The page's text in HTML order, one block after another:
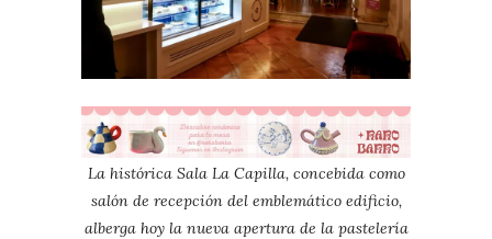
La histórica Sala La Capilla, concebida como
salón de recepción del emblemático edificio,
alberga hoy la nueva apertura de la pastelería